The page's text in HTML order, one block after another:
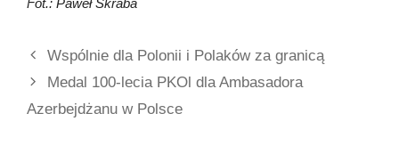
Wspólnie dla Polonii i Polaków za granicą
Medal 100-lecia PKOl dla Ambasadora
Azerbejdżanu w Polsce